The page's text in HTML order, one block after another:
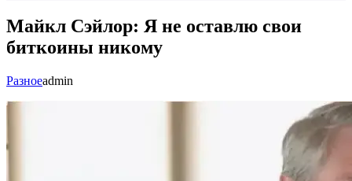
Майкл Сэйлор: Я не оставлю свои
биткоины никому
Разноеadmin